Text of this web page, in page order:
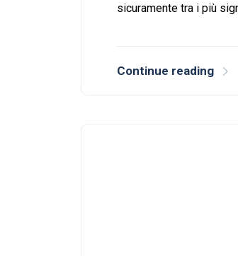
sicuramente tra i più
Continue reading